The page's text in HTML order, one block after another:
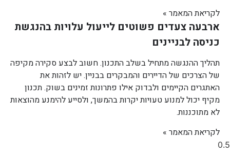
לקריאת המאמר »
ארבעה צעדים פשוטים לייעול עלויות בהנגשת
כניסה לבניינים
תהליך ההנגשה מתחיל בשלב התכנון. חשוב לבצע סקירה מקיפה
של הצרכים של הדיירים והמבקרים בבניין. יש לזהות את
האתגרים הקיימים ולבדוק אילו פתרונות זמינים בשוק. תכנון
מקיף יכול למנוע טעויות יקרות בהמשך, ולסייע להימנע מהוצאות
לא מתוכננות.
לקריאת המאמר »